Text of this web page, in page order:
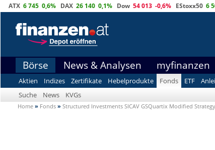
ATX 6 745 0,6% DAX 26 140 0,1% Dow 54 013 -0,6% EStoxx50 6
Börse News & Analysen myfinanzen
Aktien Indizes Zertifikate Hebelprodukte Fonds ETF
Suche
News KVGs
Home » Fonds » Structured Investments SICAV GSQuartix Modified